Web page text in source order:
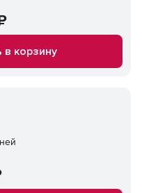
корзину